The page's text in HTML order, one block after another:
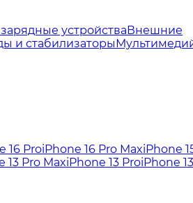
устройстваВнешние
и стабилизаторы
16 ProiPhone 16 Pro MaxiPhone
13 Pro MaxiPhone 13 ProiPhone 13